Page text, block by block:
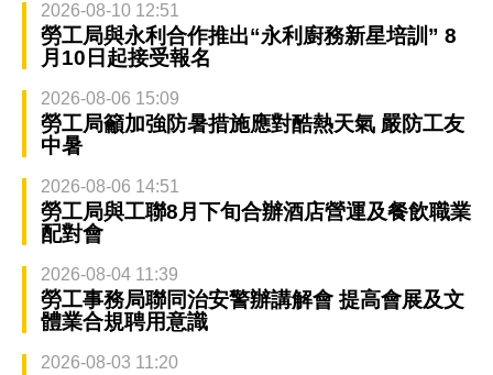
2026-08-10 12:51
勞工局與永利合作推出“永利廚務新星培訓” 8
月10日起接受報名
2026-08-06 15:09
勞工局籲加強防暑措施應對酷熱天氣 嚴防工友
中暑
2026-08-06 14:51
勞工局與工聯8月下旬合辦酒店營運及餐飲職業
配對會
2026-08-04 11:39
勞工事務局聯同治安警辦講解會 提高會展及文
體業合規聘用意識
2026-08-03 11:20